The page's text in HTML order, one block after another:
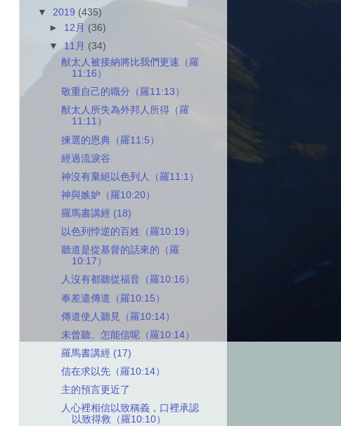
▼ 2019 (435)
► 12月 (36)
▼11月 (34)
猷太人被接納將比我們更速（羅
11:16）
敬重自己的職分（羅11:13）
猷太人所失為外邦人所得（羅
11:11）
揀選的恩典（羅11:5）
經過流淚谷
神沒有棄絕以色列人（羅11:1）
神與嫉妒（羅10:20）
羅馬書講經 (18)
以色列悖逆的百姓（羅10:19）
聽道是從基督的話來的（羅
10:17）
人沒有都聽從福音（羅10:16）
奉差遣傳道（羅10:15）
傳道使人聽見（羅10:14）
未曾聽、怎能信呢（羅10:14）
羅馬書講經 (17)
信在求以先（羅10:14）
主的預言更近了
人心裡相信以致稱義，口裡承認
以致得救（羅10:10）